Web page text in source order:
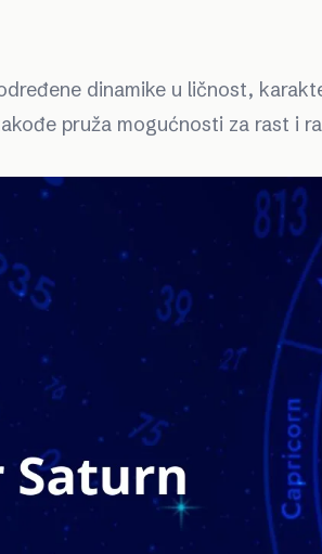
dinamike u ličnost,
pruža mogućnosti za rast i